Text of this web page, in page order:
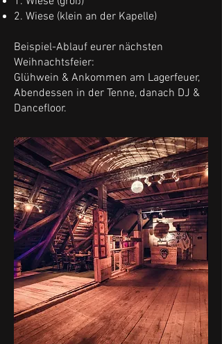
2. Wiese (klein an der Kapelle)
Beispiel-Ablauf eurer nächsten
Weihnachtsfeier:
Glühwein & Ankommen am Lagerfeuer,
Abendessen in der Tenne, danach DJ &
Dancefloor.